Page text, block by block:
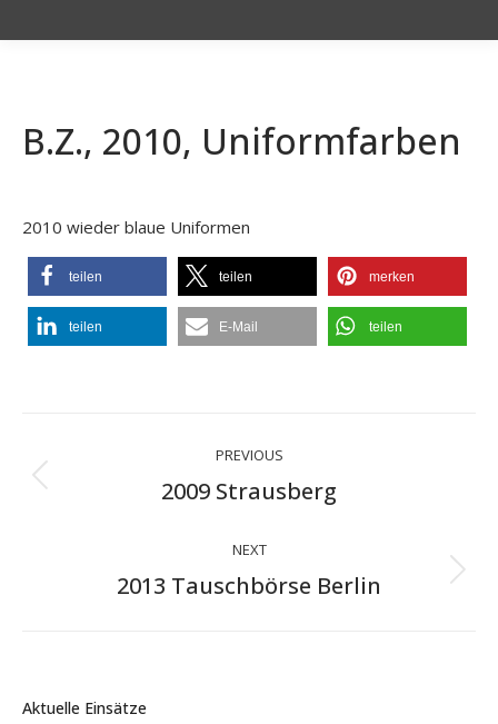
B.Z., 2010, Uniformfarben
2010 wieder blaue Uniformen
teilen teilen merken
teilen E-Mail teilen
navigation
PREVIOUS
Previous
2009 Strausberg
NEXT
Next
2013 Tauschbörse Berlin
Aktuelle Einsätze